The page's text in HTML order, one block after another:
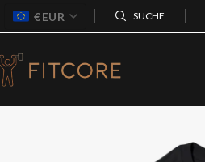
€EUR SUCHE